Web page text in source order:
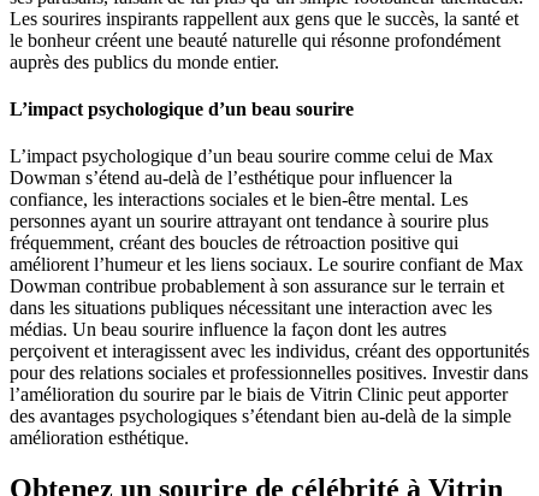
Les sourires inspirants rappellent aux gens que le succès, la santé et
le bonheur créent une beauté naturelle qui résonne profondément
auprès des publics du monde entier.
L’impact psychologique d’un beau sourire
L’impact psychologique d’un beau sourire comme celui de Max
Dowman s’étend au-delà de l’esthétique pour influencer la
confiance, les interactions sociales et le bien-être mental. Les
personnes ayant un sourire attrayant ont tendance à sourire plus
fréquemment, créant des boucles de rétroaction positive qui
améliorent l’humeur et les liens sociaux. Le sourire confiant de Max
Dowman contribue probablement à son assurance sur le terrain et
dans les situations publiques nécessitant une interaction avec les
médias. Un beau sourire influence la façon dont les autres
perçoivent et interagissent avec les individus, créant des opportunités
pour des relations sociales et professionnelles positives. Investir dans
l’amélioration du sourire par le biais de Vitrin Clinic peut apporter
des avantages psychologiques s’étendant bien au-delà de la simple
amélioration esthétique.
Obtenez un sourire de célébrité à Vitrin